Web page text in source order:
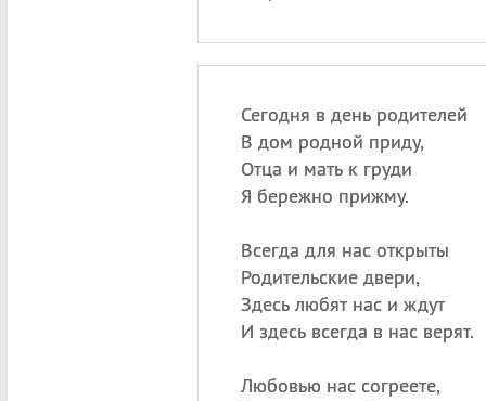
Сегодня в день родителей
В дом родной приду,
Отца и мать к груди
Я бережно прижму.
Всегда для нас открыты
Родительские двери,
Здесь любят нас и ждут
И здесь всегда в нас верят.
Любовью нас согреете,